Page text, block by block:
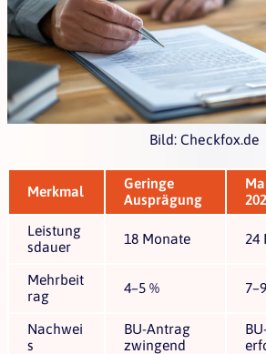
Bild: Checkfox.de
Merkmal
Geringe
Ausprägung
Leistung
sdauer
18 Monate 24
Mehrbeit
rag
4–5 %
Nachwei
s
BU-Antrag
zwingend